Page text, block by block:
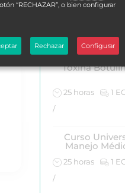
Curso
Toxina
25 horas
1
/
Curso
Manejo
25 horas
1
/
“RECHAZAR”, o bien configurar
Rechazar Configurar